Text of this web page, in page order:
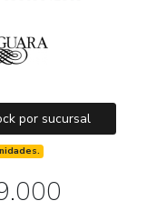
por sucursal